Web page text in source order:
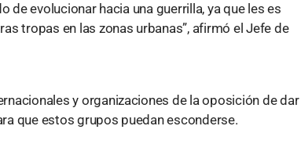
de evolucionar hacia una guerrilla, ya que les es
tropas en las zonas urbanas”, afirmó el Jefe de
y organizaciones de la oposición de dar
que estos grupos puedan esconderse.